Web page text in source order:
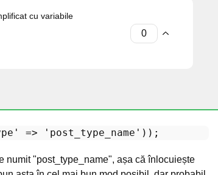
cu variabile
=> 'post_type_name'
numit "post_type_name", așa că înlocuiește